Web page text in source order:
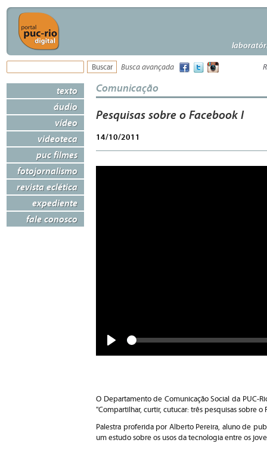
Busca avançada
texto
áudio
vídeo
videoteca
puc filmes
fotojornalismo
revista eclética
expediente
fale conosco
Comunicação
Pesquisas sobre o Facebook I
14/10/2011
Seek
O Departamento de Comunicação Social da PUC-
"Compartilhar, curtir, cutucar: três pesquisas sobre o
Palestra proferida por Alberto Pereira, aluno de
um estudo sobre os usos da tecnologia entre os